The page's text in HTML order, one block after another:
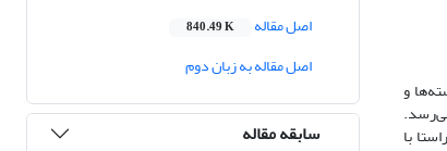
و
با
اصل مقاله
840.49 K
اصل مقاله به زبان دوم
سابقه مقاله